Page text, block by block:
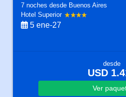
7 nochesdesde Buenos Aires
Hotel Superior
5 ene-27
desde
USD
Ver